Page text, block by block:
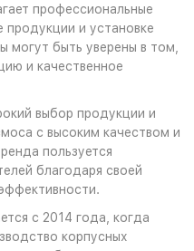
профессиональные
и установке
могут быть уверены в том,
и качественное
выбор продукции и
с высоким качеством и
пользуется
благодаря своей
с 2014 года, когда
корпусных